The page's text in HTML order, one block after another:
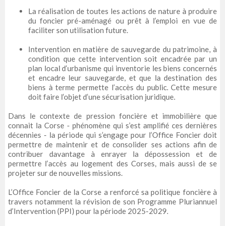
La réalisation de toutes les actions de nature à produire
du foncier pré-aménagé ou prêt à l’emploi en vue de
faciliter son utilisation future.
Intervention en matière de sauvegarde du patrimoine, à
condition que cette intervention soit encadrée par un
plan local d’urbanisme qui inventorie les biens concernés
et encadre leur sauvegarde, et que la destination des
biens à terme permette l’accès du public. Cette mesure
doit faire l’objet d’une sécurisation juridique.
Dans le contexte de pression foncière et immobilière que
connait la Corse - phénomène qui s’est amplifié ces dernières
décennies - la période qui s’engage pour l’Office Foncier doit
permettre de maintenir et de consolider ses actions afin de
contribuer davantage à enrayer la dépossession et de
permettre l’accès au logement des Corses, mais aussi de se
projeter sur de nouvelles missions.
L’Office Foncier de la Corse a renforcé sa politique foncière à
travers notamment la révision de son Programme Pluriannuel
d’Intervention (PPI) pour la période 2025-2029.